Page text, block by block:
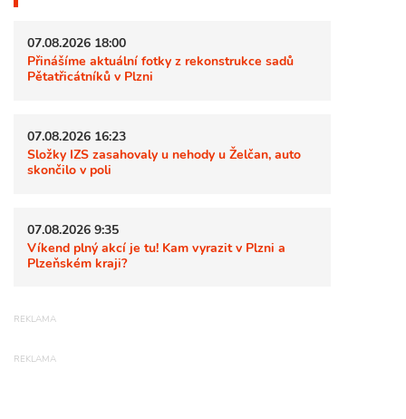
07.08.2026 18:00
Přinášíme aktuální fotky z rekonstrukce sadů
Pětatřicátníků v Plzni
07.08.2026 16:23
Složky IZS zasahovaly u nehody u Želčan, auto
skončilo v poli
07.08.2026 9:35
Víkend plný akcí je tu! Kam vyrazit v Plzni a
Plzeňském kraji?